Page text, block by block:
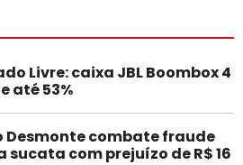
Livre: caixa JBL Boombox 4
até 53%
Desmonte combate fraude
sucata com prejuízo de R$ 16